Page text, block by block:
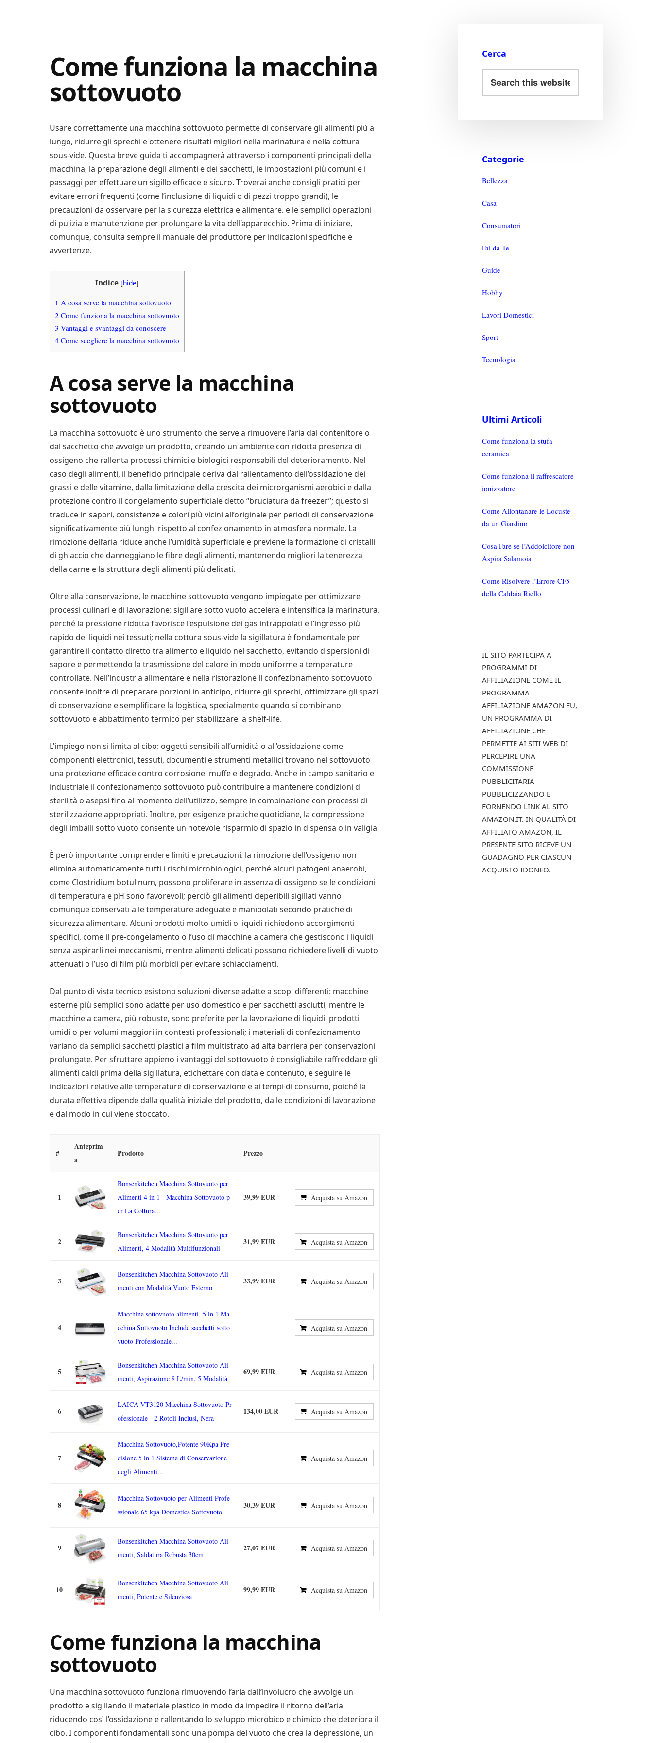
Come funziona la macchina
sottovuoto
Usare correttamente una macchina sottovuoto permette di conservare gli alimenti più a
lungo, ridurre gli sprechi e ottenere risultati migliori nella marinatura e nella cottura
sous‑vide. Questa breve guida ti accompagnerà attraverso i componenti principali della
macchina, la preparazione degli alimenti e dei sacchetti, le impostazioni più comuni e i
passaggi per effettuare un sigillo efficace e sicuro. Troverai anche consigli pratici per
evitare errori frequenti (come l’inclusione di liquidi o di pezzi troppo grandi), le
precauzioni da osservare per la sicurezza elettrica e alimentare, e le semplici operazioni
di pulizia e manutenzione per prolungare la vita dell’apparecchio. Prima di iniziare,
comunque, consulta sempre il manuale del produttore per indicazioni specifiche e
avvertenze.
Indice [hide]
1 A cosa serve la macchina sottovuoto
2 Come funziona la macchina sottovuoto
3 Vantaggi e svantaggi da conoscere
4 Come scegliere la macchina sottovuoto
A cosa serve la macchina
sottovuoto
La macchina sottovuoto è uno strumento che serve a rimuovere l’aria dal contenitore o
dal sacchetto che avvolge un prodotto, creando un ambiente con ridotta presenza di
ossigeno che rallenta processi chimici e biologici responsabili del deterioramento. Nel
caso degli alimenti, il beneficio principale deriva dal rallentamento dell’ossidazione dei
grassi e delle vitamine, dalla limitazione della crescita dei microrganismi aerobici e dalla
protezione contro il congelamento superficiale detto “bruciatura da freezer”; questo si
traduce in sapori, consistenze e colori più vicini all’originale per periodi di conservazione
significativamente più lunghi rispetto al confezionamento in atmosfera normale. La
rimozione dell’aria riduce anche l’umidità superficiale e previene la formazione di cristalli
di ghiaccio che danneggiano le fibre degli alimenti, mantenendo migliori la tenerezza
della carne e la struttura degli alimenti più delicati.
Oltre alla conservazione, le macchine sottovuoto vengono impiegate per ottimizzare
processi culinari e di lavorazione: sigillare sotto vuoto accelera e intensifica la marinatura,
perché la pressione ridotta favorisce l’espulsione dei gas intrappolati e l’ingresso più
rapido dei liquidi nei tessuti; nella cottura sous-vide la sigillatura è fondamentale per
garantire il contatto diretto tra alimento e liquido nel sacchetto, evitando dispersioni di
sapore e permettendo la trasmissione del calore in modo uniforme a temperature
controllate. Nell’industria alimentare e nella ristorazione il confezionamento sottovuoto
consente inoltre di preparare porzioni in anticipo, ridurre gli sprechi, ottimizzare gli spazi
di conservazione e semplificare la logistica, specialmente quando si combinano
sottovuoto e abbattimento termico per stabilizzare la shelf-life.
L’impiego non si limita al cibo: oggetti sensibili all’umidità o all’ossidazione come
componenti elettronici, tessuti, documenti e strumenti metallici trovano nel sottovuoto
una protezione efficace contro corrosione, muffe e degrado. Anche in campo sanitario e
industriale il confezionamento sottovuoto può contribuire a mantenere condizioni di
sterilità o asepsi fino al momento dell’utilizzo, sempre in combinazione con processi di
sterilizzazione appropriati. Inoltre, per esigenze pratiche quotidiane, la compressione
degli imballi sotto vuoto consente un notevole risparmio di spazio in dispensa o in valigia.
È però importante comprendere limiti e precauzioni: la rimozione dell’ossigeno non
elimina automaticamente tutti i rischi microbiologici, perché alcuni patogeni anaerobi,
come Clostridium botulinum, possono proliferare in assenza di ossigeno se le condizioni
di temperatura e pH sono favorevoli; perciò gli alimenti deperibili sigillati vanno
comunque conservati alle temperature adeguate e manipolati secondo pratiche di
sicurezza alimentare. Alcuni prodotti molto umidi o liquidi richiedono accorgimenti
specifici, come il pre-congelamento o l’uso di macchine a camera che gestiscono i liquidi
senza aspirarli nei meccanismi, mentre alimenti delicati possono richiedere livelli di vuoto
attenuati o l’uso di film più morbidi per evitare schiacciamenti.
Dal punto di vista tecnico esistono soluzioni diverse adatte a scopi differenti: macchine
esterne più semplici sono adatte per uso domestico e per sacchetti asciutti, mentre le
macchine a camera, più robuste, sono preferite per la lavorazione di liquidi, prodotti
umidi o per volumi maggiori in contesti professionali; i materiali di confezionamento
variano da semplici sacchetti plastici a film multistrato ad alta barriera per conservazioni
prolungate. Per sfruttare appieno i vantaggi del sottovuoto è consigliabile raffreddare gli
alimenti caldi prima della sigillatura, etichettare con data e contenuto, e seguire le
indicazioni relative alle temperature di conservazione e ai tempi di consumo, poiché la
durata effettiva dipende dalla qualità iniziale del prodotto, dalle condizioni di lavorazione
e dal modo in cui viene stoccato.
#
Anteprim
a
Prodotto Prezzo
1
Bonsenkitchen Macchina Sottovuoto per
Alimenti 4 in 1 - Macchina Sottovuoto p
er La Cottura...
39,99 EUR Acquista su Amazon
2
Bonsenkitchen Macchina Sottovuoto per
Alimenti, 4 Modalità Multifunzionali
31,99 EUR Acquista su Amazon
3
Bonsenkitchen Macchina Sottovuoto Ali
menti con Modalità Vuoto Esterno
33,99 EUR Acquista su Amazon
4
Macchina sottovuoto alimenti, 5 in 1 Ma
cchina Sottovuoto Include sacchetti sotto
vuoto Professionale...
Acquista su Amazon
5
Bonsenkitchen Macchina Sottovuoto Ali
menti, Aspirazione 8 L/min, 5 Modalità
69,99 EUR Acquista su Amazon
6
LAICA VT3120 Macchina Sottovuoto Pr
ofessionale - 2 Rotoli Inclusi, Nera
134,00 EUR Acquista su Amazon
7
Macchina Sottovuoto,Potente 90Kpa Pre
cisione 5 in 1 Sistema di Conservazione
degli Alimenti...
Acquista su Amazon
8
Macchina Sottovuoto per Alimenti Profe
ssionale 65 kpa Domestica Sottovuoto
30,39 EUR Acquista su Amazon
9
Bonsenkitchen Macchina Sottovuoto Ali
menti, Saldatura Robusta 30cm
27,07 EUR Acquista su Amazon
10
Bonsenkitchen Macchina Sottovuoto Ali
menti, Potente e Silenziosa
99,99 EUR Acquista su Amazon
Come funziona la macchina
sottovuoto
Una macchina sottovuoto funziona rimuovendo l’aria dall’involucro che avvolge un
prodotto e sigillando il materiale plastico in modo da impedire il ritorno dell’aria,
riducendo così l’ossidazione e rallentando lo sviluppo microbico e chimico che deteriora il
cibo. I componenti fondamentali sono una pompa del vuoto che crea la depressione, un
Cerca
Categorie
Bellezza
Casa
Consumatori
Fai da Te
Guide
Hobby
Lavori Domestici
Sport
Tecnologia
Ultimi Articoli
Come funziona la stufa
ceramica
Come funziona il raffrescatore
ionizzatore
Come Allontanare le Locuste
da un Giardino
Cosa Fare se l’Addolcitore non
Aspira Salamoia
Come Risolvere l’Errore CF5
della Caldaia Riello
IL SITO PARTECIPA A
PROGRAMMI DI
AFFILIAZIONE COME IL
PROGRAMMA
AFFILIAZIONE AMAZON EU,
UN PROGRAMMA DI
AFFILIAZIONE CHE
PERMETTE AI SITI WEB DI
PERCEPIRE UNA
COMMISSIONE
PUBBLICITARIA
PUBBLICIZZANDO E
FORNENDO LINK AL SITO
AMAZON.IT. IN QUALITÀ DI
AFFILIATO AMAZON, IL
PRESENTE SITO RICEVE UN
GUADAGNO PER CIASCUN
ACQUISTO IDONEO.